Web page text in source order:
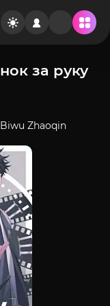
за руку
Zhaoqin